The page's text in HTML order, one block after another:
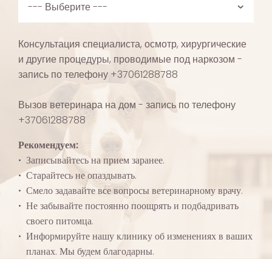
Консультация специалиста, осмотр, хирургические
и другие процедуры, проводимые под наркозом -
запись по телефону +37061288788
Вызов ветеринара на дом - запись по телефону
+37061288788
Рекомендуем:
Записывайтесь на прием заранее.
Старайтесь не опаздывать.
Смело задавайте все вопросы ветеринарному врачу.
Не забывайте постоянно поощрять и подбадривать
своего питомца.
Информируйте нашу клинику об изменениях в ваших
планах. Мы будем благодарны.